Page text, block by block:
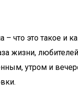
это такое и
жизни,
утром и